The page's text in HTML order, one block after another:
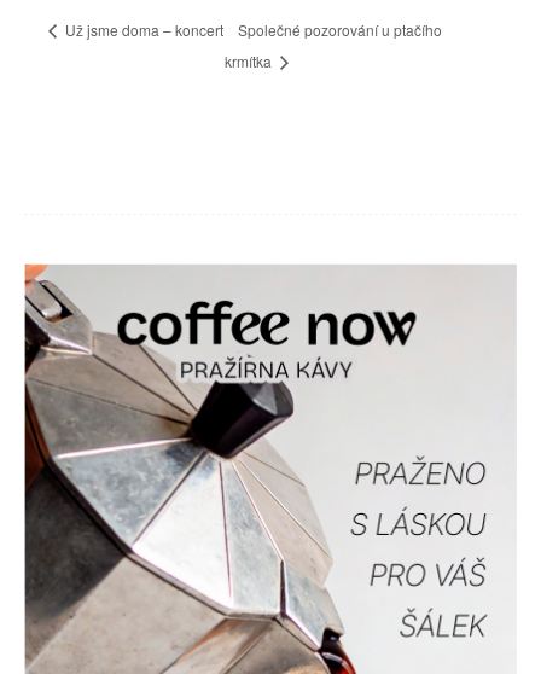
Už jsme doma – koncert
Společné pozorování u ptačího
krmítka